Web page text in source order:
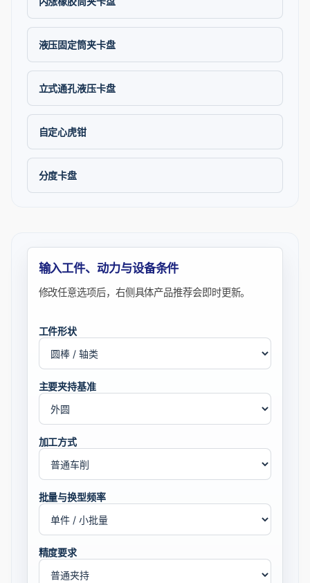
液压固定筒夹卡盘
立式通孔液压卡盘
自定心虎钳
分度卡盘
输入工件、动力与设备条件
修改任意选项后，右侧具体产品推荐会即时更新。
工件形状
主要夹持基准
加工方式
批量与换型频率
精度要求